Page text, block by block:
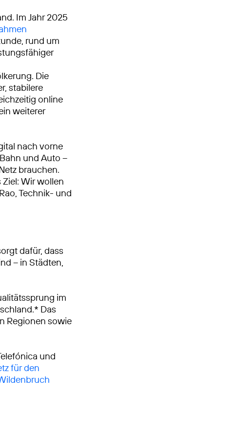
Im Jahr 2025
rund um
Die
stabilere
online
weiterer
nach vorne
und Auto –
brauchen.
Wir wollen
Technik- und
dafür, dass
– in Städten,
im
Das
Regionen sowie
und
für den